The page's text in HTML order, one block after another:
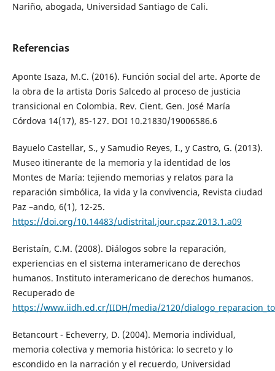
Nariño, abogada, Universidad Santiago de Cali.
Referencias
Aponte Isaza, M.C. (2016). Función social del arte. Aporte de
la obra de la artista Doris Salcedo al proceso de justicia
transicional en Colombia. Rev. Cient. Gen. José María
Córdova 14(17), 85-127. DOI 10.21830/19006586.6
Bayuelo Castellar, S., y Samudio Reyes, I., y Castro, G. (2013).
Museo itinerante de la memoria y la identidad de los
Montes de María: tejiendo memorias y relatos para la
reparación simbólica, la vida y la convivencia, Revista ciudad
Paz –ando, 6(1), 12-25.
https://doi.org/10.14483/udistrital.jour.cpaz.2013.1.a09
Beristaín, C.M. (2008). Diálogos sobre la reparación,
experiencias en el sistema interamericano de derechos
humanos. Instituto interamericano de derechos humanos.
Recuperado de
https://www.iidh.ed.cr/IIDH/media/2120/
Betancourt - Echeverry, D. (2004). Memoria individual,
memoria colectiva y memoria histórica: lo secreto y lo
escondido en la narración y el recuerdo, Universidad